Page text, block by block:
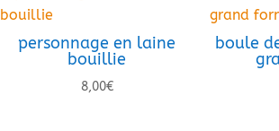
personnage en laine
bouillie
8,00€
boule